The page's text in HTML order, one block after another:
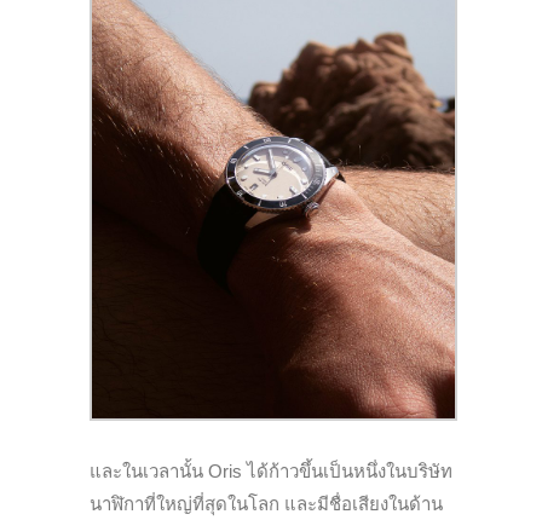
และในเวลานั้น Orisได้ก้าวขึ้นเป็นหนึ่งในบริษัท
นาฬิกาที่ใหญ่ที่สุดในโลก และมีชื่อเสียงในด้าน